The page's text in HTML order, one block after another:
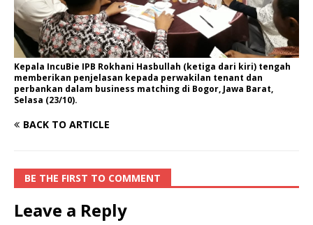
Kepala IncuBie IPB Rokhani Hasbullah (ketiga dari kiri) tengah
memberikan penjelasan kepada perwakilan tenant dan
perbankan dalam business matching di Bogor, Jawa Barat,
Selasa (23/10).
BACK TO ARTICLE
BE THE FIRST TO COMMENT
Leave a Reply